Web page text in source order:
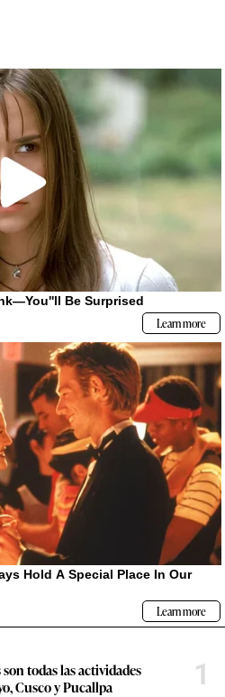
todas las actividades
Cusco y Pucallpa
1